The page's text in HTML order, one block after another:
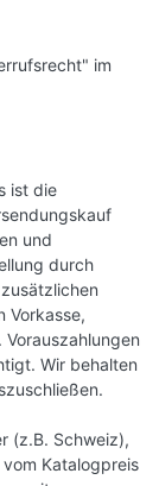
im
ist die
und
durch
Vorkasse,
Wir behalten
(z.B. Schweiz),
Katalogpreis